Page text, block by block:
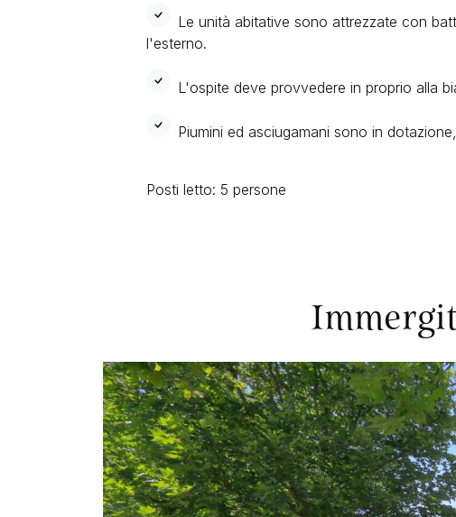
Le unità abitative sono attrezzate con
l'esterno.
L'ospite deve provvedere in proprio alla
Piumini ed asciugamani sono in
Posti letto: 5 persone